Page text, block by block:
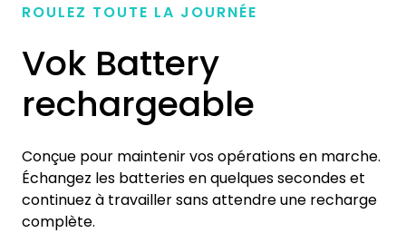
ROULEZ TOUTE LA JOURNÉE
Vok Battery
rechargeable
Conçue pour maintenir vos opérations en marche.
Échangez les batteries en quelques secondes et
continuez à travailler sans attendre une recharge
complète.